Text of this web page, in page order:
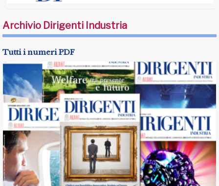
Archivio Dirigenti Industria
Tutti i numeri PDF